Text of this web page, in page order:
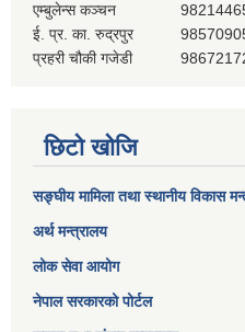
एम्बुलेन्स कञ्‍चन
ई. प्र. का. रुद्रपुर
प्रहरी चौकी गजेडी
छिटो खोजि
सङ्घीय मामिला तथा स्थानीय विकास
अर्थ मन्त्रालय
लोक सेवा आयोग
नेपाल सरकारको पोर्टल